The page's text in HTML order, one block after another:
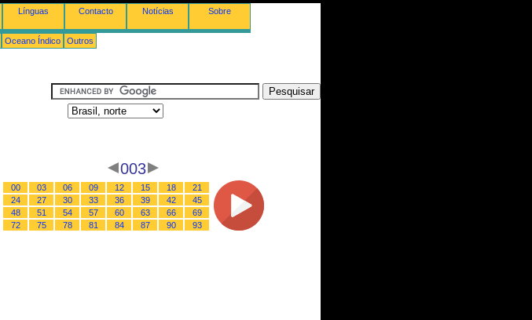
Línguas Contacto Notícias Sobre
Oceano Índico Outros
003
00 03 06 09 12 15 18
21
24
27 30 33 36 39 42
45
48
51 54 57 60 63 66
69
72
75 78 81 84 87 90 93